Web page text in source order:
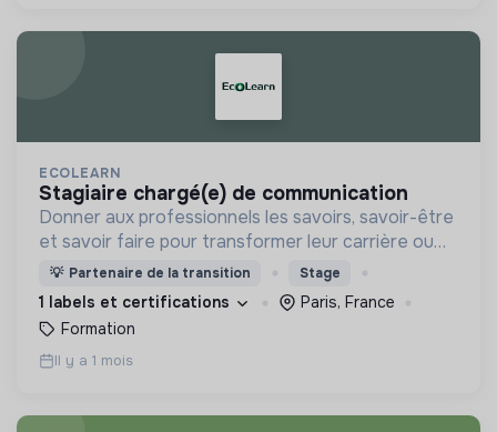
ECOLEARN
stagiaire chargé(e) de communication
Donner aux professionnels les savoirs, savoir-être
et savoir faire pour transformer leur carrière ou
leur entreprise vers plus de durabilité.
💡 Partenaire de la transition Stage
1 labels et certifications
Paris, France
Formation
Il y a 1 mois